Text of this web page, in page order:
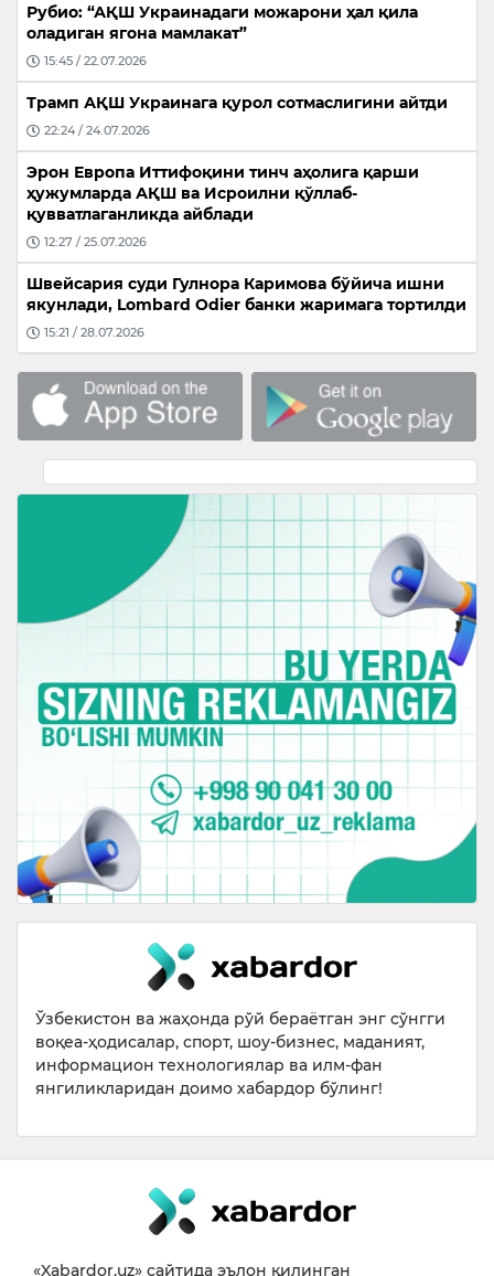
Рубио: “АҚШ Украинадаги можарони ҳал қила
оладиган ягона мамлакат”
15:45 / 22.07.2026
Трамп АҚШ Украинага қурол сотмаслигини айтди
22:24 / 24.07.2026
Эрон Европа Иттифоқини тинч аҳолига қарши
ҳужумларда АҚШ ва Исроилни қўллаб-
қувватлаганликда айблади
12:27 / 25.07.2026
Швейсария суди Гулнора Каримова бўйича ишни
якунлади, Lombard Odier банки жаримага тортилди
15:21 / 28.07.2026
Ўзбекистон ва жаҳонда рўй бераётган энг сўнгги
воқеа-ҳодисалар, спорт, шоу-бизнес, маданият,
информацион технологиялар ва илм-фан
янгиликларидан доимо хабардор бўлинг!
«Xabardor.uz» сайтида эълон қилинган